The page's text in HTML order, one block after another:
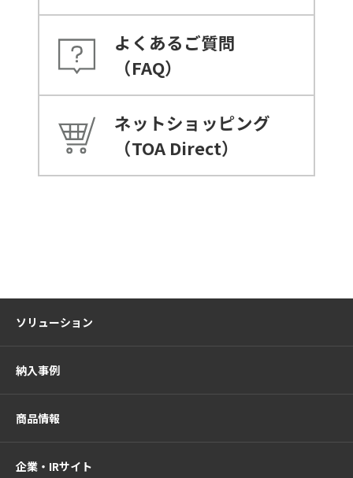
よくあるご質問
（FAQ）
ネットショッピング
（TOA Direct）
ソリューション
納入事例
商品情報
企業・IRサイト